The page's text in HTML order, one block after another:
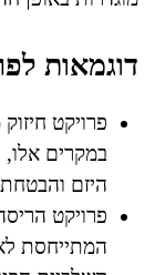
דוגמאות
פרויקט
במקרים
היזם והבטחת
פרויקט
המתייחסת